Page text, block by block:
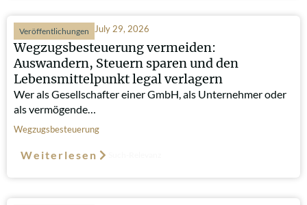
Veröffentlichungen July 29, 2026
Wegzugsbesteuerung vermeiden:
Auswandern, Steuern sparen und den
Lebensmittelpunkt legal verlagern
Wer als Gesellschafter einer GmbH, als Unternehmer oder
als vermögende…
Wegzugsbesteuerung
Weiterlesen